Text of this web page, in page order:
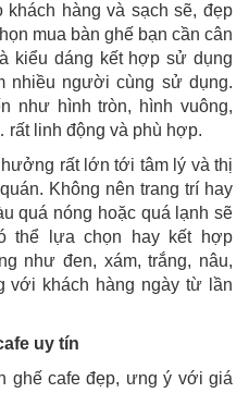
khách hàng và sạch sẽ, đẹp
mua bàn ghế bạn cần cân
kiểu dáng kết hợp sử dụng
nhiều người cùng sử dụng.
như hình tròn, hình vuông,
linh động và phù hợp.
rất lớn tới tâm lý và thị
Không nên trang trí hay
quá nóng hoặc quá lạnh sẽ
thể lựa chọn hay kết hợp
như đen, xám, trắng, nâu,
khách hàng ngày từ lần
uy tín
ghế cafe đẹp, ưng ý với giá